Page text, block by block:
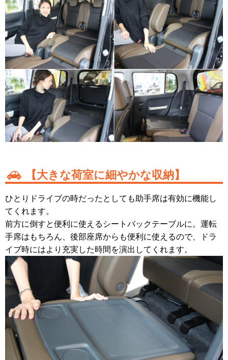
【大きな荷室に細やかな収納】
ひとりドライブの時だったとしても助手席は有効に機能し
てくれます。
前方に倒すと便利に使えるシートバックテーブルに。運転
手席はもちろん、後部座席からも便利に使えるので、ドラ
イブ時にはより充実した時間を演出してくれます。